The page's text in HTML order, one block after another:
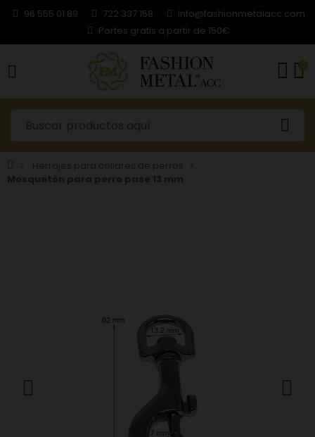
96 555 01 89 722 337 158
info@fashionmetalacc.com
Portes gratis a partir de 150€
0